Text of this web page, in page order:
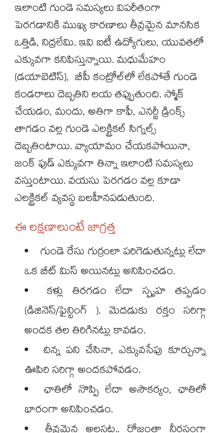
ఇలాంటి గుండె సమస్యలు విపరీతంగా
పెరగడానికి ముఖ్య కారణాలు తీవ్రమైన మానసిక
ఒత్తిడి, నిద్రలేమి. ఇవి ఐటీ ఉద్యోగులు, యువతలో
ఎక్కువగా కనిపిస్తున్నాయి. మధుమేహం
(డయాబెటిస్), బీపీ కంట్రోల్‌‌‌‌‌‌‌‌‌‌‌‌‌‌‌‌లో లేకపోతే గుండె
కండరాలు దెబ్బతిని లయ తప్పుతుంది. స్మోక్ ​
చేయడం, మందు, అతిగా కాఫీ, ఎనర్జీ డ్రింక్స్
తాగడం వల్ల గుండె ఎలక్ట్రికల్ సిగ్నల్స్‌‌‌‌‌‌‌‌‌‌‌‌‌‌‌‌
దెబ్బతింటాయి. వ్యాయామం చేయకపోయినా,
జంక్ ఫుడ్ ఎక్కువగా తిన్నా ఇలాంటి సమస్యలు
వస్తుంటాయి. వయసు పెరగడం వల్ల కూడా
ఎలక్ట్రికల్ వ్యవస్థ బలహీనపడుతుంది.
ఈ లక్షణాలుంటే జాగ్రత్త
గుండె రేసు గుర్రంలా పరిగెడుతున్నట్లు లేదా
ఒక బీట్ మిస్ అయినట్లు అనిపించడం.
కళ్లు తిరగడం లేదా స్పృహ తప్పడం
(డిజినెస్/ఫైన్టింగ్ ). మెదడుకు రక్తం సరిగ్గా
అందక తల తిరిగినట్లు కావడం.
చిన్న పని చేసినా, ఎక్కువసేపు కూర్చున్నా
ఊపిరి సరిగ్గా అందకపోవడం.
ఛాతిలో నొప్పి లేదా అసౌకర్యం, ఛాతిలో
భారంగా అనిపించడం.